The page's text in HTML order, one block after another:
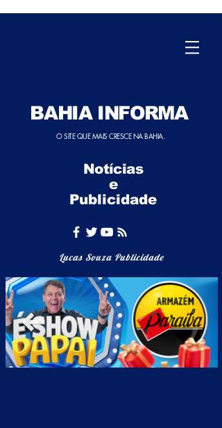
BAHIA INFORMA
O SITE QUE MAIS CRESCE NA BAHIA.
Notícias
e
Publicidade
Lucas Souza Publicidade